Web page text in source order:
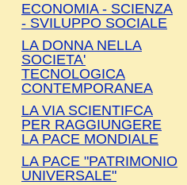
ECONOMIA - SCIENZA
- SVILUPPO SOCIALE
LA DONNA NELLA
SOCIETA'
TECNOLOGICA
CONTEMPORANEA
LA VIA SCIENTIFCA
PER RAGGIUNGERE
LA PACE MONDIALE
LA PACE "PATRIMONIO
UNIVERSALE"